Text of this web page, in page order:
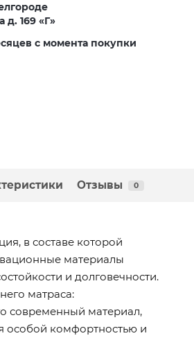
д. 169 «Г»
с момента покупки
Отзывы 0
в составе которой
материалы
и долговечности.
матраса:
современный материал,
особой комфортностью и